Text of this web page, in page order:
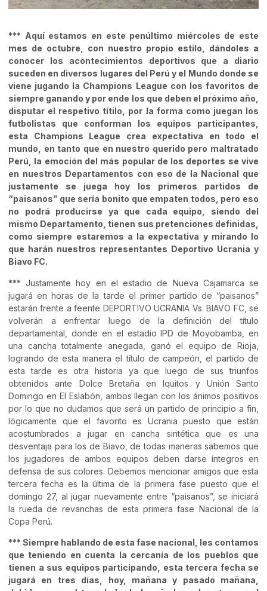
*** Aquí estamos en este penúltimo miércoles de este
mes de octubre, con nuestro propio estilo, dándoles a
conocer los acontecimientos deportivos que a diario
suceden en diversos lugares del Perú y el Mundo donde se
viene jugando la Champions League con los favoritos de
siempre ganando y por ende los que deben el próximo año,
disputar el respetivo títilo, por la forma como juegan los
futbolistas que conforman los equipos participantes,
esta Champions League crea expectativa en todo el
mundo, en tanto que en nuestro querido pero maltratado
Perú, la emoción del más popular de los deportes se vive
en nuestros Departamentos con eso de la Nacional que
justamente se juega hoy los primeros partidos de
“paisanos” que sería bonito que empaten todos, pero eso
no podrá producirse ya que cada equipo, siendo del
mismo Departamento, tienen sus pretenciones definidas,
como siempre estaremos a la expectativa y mirando lo
que harán nuestros representantes Deportivo Ucrania y
Biavo FC.
*** Justamente hoy en el estadio de Nueva Cajamarca se
jugará en horas de la tarde el primer partido de “paisanos”
estarán frente a feente DEPORTIVO UCRANIA Vs. BIAVO FC, se
volverán a enfrentar luego de la definición del título
departamental, donde en el estadio IPD de Moyobamba, en
una cancha totalmente anegada, ganó el equipo de Rioja,
logrando de esta manera el título de campeón, el partido de
esta tarde es otra historia ya que luego de sus triunfos
obtenidos ante Dolce Bretaña en Iquitos y Unión Santo
Domingo en El Eslabón, ambos llegan con los ánimos positivos
por lo que no dudamos que será un partido de principio a fin,
lógicamente que el favorito es Ucrania puesto que están
acostumbrados a jugar en cancha sintética que es una
desventaja para los de Biavo, de todas maneras sabemos que
los jugadores de ambos equipos deben darse íntegros en
defensa de sus colores. Debemos mencionar amigos que esta
tercera fecha es la última de la primera fase puesto que el
domingo 27, al jugar nuevamente entre “paisanos”, se iniciará
la rueda de revanchas de esta primera fase Nacional de la
Copa Perú.
*** Siempre hablando de esta fase nacional, les contamos
que teniendo en cuenta la cercanía de los pueblos que
tienen a sus equipos participando, esta tercera fecha se
jugará en tres días, hoy, mañana y pasado mañana,